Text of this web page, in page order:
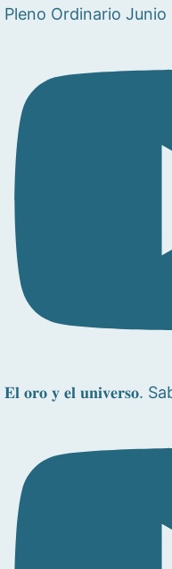
Pleno Ordinario Junio
𝐄𝐥 𝐨𝐫𝐨 𝐲 𝐞𝐥 𝐮𝐧𝐢𝐯𝐞𝐫𝐬𝐨.